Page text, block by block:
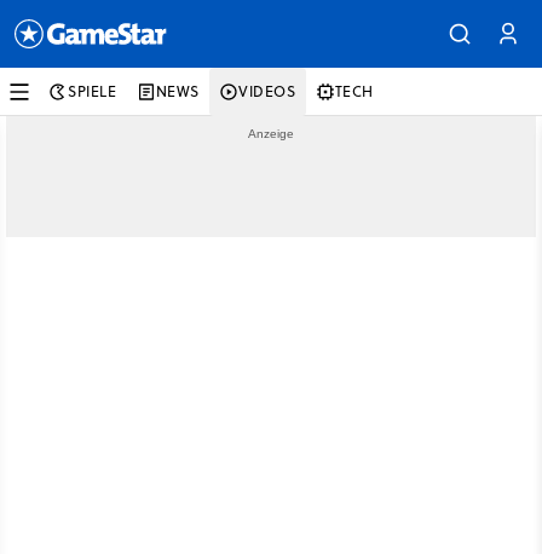
SPIELE NEWS VIDEOS TECH